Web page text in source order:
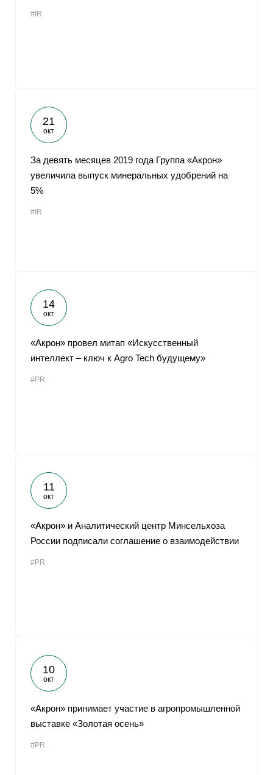
#IR
21
окт
За девять месяцев 2019 года Группа «Акрон»
увеличила выпуск минеральных удобрений на
5%
#IR
14
окт
«Акрон» провел митап «Искусственный
интеллект – ключ к Agro Tech будущему»
#PR
11
окт
«Акрон» и Аналитический центр Минсельхоза
России подписали соглашение о взаимодействии
#PR
10
окт
«Акрон» принимает участие в агропромышленной
выставке «Золотая осень»
#PR